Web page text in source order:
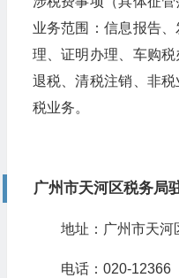
业务范围：信息报告
理、证明办理、车购税
退税、清税注销、非
税业务。
广州市天河区税务局
地址：广州市天河
电话：020-12366